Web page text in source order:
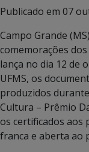
Publicado em 07
Campo Grande
comemorações
lança no dia 12 de
UFMS, os
produzidos
Cultura – Prêmio
os certificados aos
franca e aberta ao